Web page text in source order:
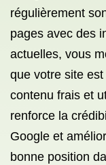
régulièrement
pages avec des
actuelles, vous
que votre site est
contenu frais et
renforce la
Google et
bonne position